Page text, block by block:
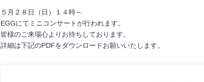
５月２８日（日）１４時～
EGGにてミニコンサートが行われます。
皆様のご来場心よりお待ちしております。
詳細は下記のPDFをダウンロードお願いいたします。